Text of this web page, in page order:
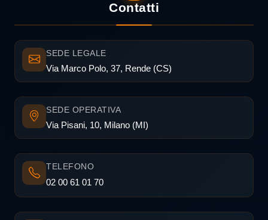
Contatti
SEDE LEGALE
Via Marco Polo, 37, Rende (CS)
SEDE OPERATIVA
Via Pisani, 10, Milano (MI)
TELEFONO
02 00 61 01 70